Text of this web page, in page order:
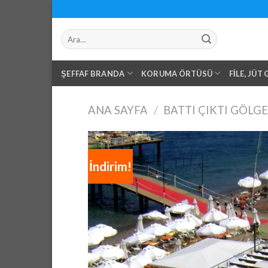
to
content
Ara:
ŞEFFAF BRANDA KORUMA ÖRTÜSÜ FILE, JÜT
ANA SAYFA / BATTI ÇIKTI
İndirim!